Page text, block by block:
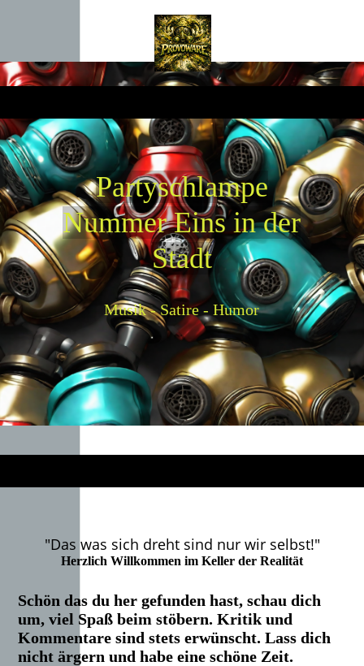
Partyschlampe
Nummer Eins in der
Stadt
Musik - Satire - Humor
"Das was sich dreht sind nur wir selbst!"
Herzlich Willkommen im Keller der Realität
Schön das du her gefunden hast, schau dich
um, viel Spaß beim stöbern. Kritik und
Kommentare sind stets erwünscht. Lass dich
nicht ärgern und habe eine schöne Zeit.